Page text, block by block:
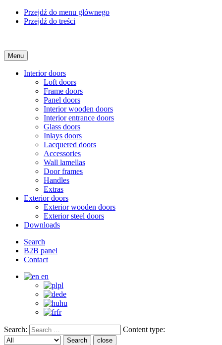
Przejdź do menu głównego
Przejdź do treści
Menu
Interior doors
Loft doors
Frame doors
Panel doors
Interior wooden doors
Interior entrance doors
Glass doors
Inlays doors
Lacquered doors
Accessories
Wall lamellas
Door frames
Handles
Extras
Exterior doors
Exterior wooden doors
Exterior steel doors
Downloads
Search
B2B panel
Contact
en
pl
de
hu
fr
Search: Content type:
Search close